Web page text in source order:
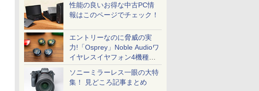
性能の良いお得な中古PC情
報はこのページでチェック！
エントリーなのに脅威の実
力!「Osprey」Noble Audioワ
イヤレスイヤフォン4機種を
一気に聴く
ソニーミラーレス一眼の大特
集！ 見どころ記事まとめ